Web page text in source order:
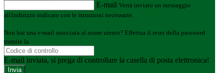
E-mail Verrà inviato un messaggio
all'indirizzo indicato con le istruzioni necessarie.
Non hai una e-mail associata al nome utente? Effettua il reset della password
tramite la
E-mail inviata, si prega di controllare la casella di posta elettronica!